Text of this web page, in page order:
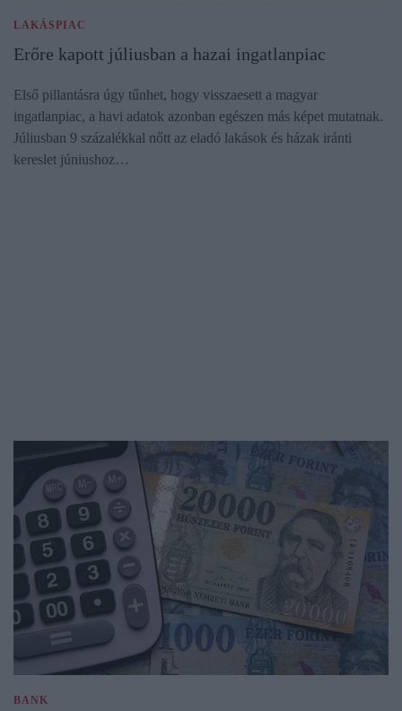
LAKÁSPIAC
Erőre kapott júliusban a hazai ingatlanpiac
Első pillantásra úgy tűnhet, hogy visszaesett a magyar
ingatlanpiac, a havi adatok azonban egészen más képet mutatnak.
Júliusban 9 százalékkal nőtt az eladó lakások és házak iránti
kereslet júniushoz…
BANK